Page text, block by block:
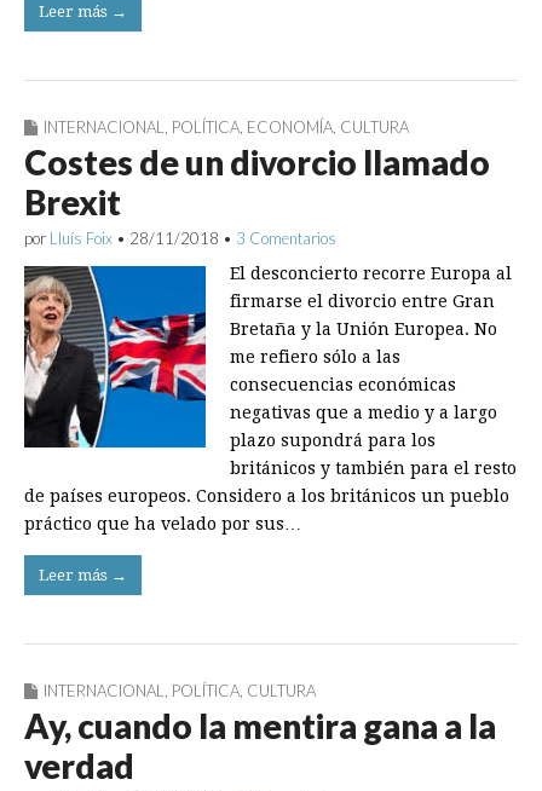
Leer más →
INTERNACIONAL POLÍTICA ECONOMÍA CULTURA
Costes de un divorcio llamado
Brexit
por Lluís Foix • 28/11/2018 • 3 Comentarios
El desconcierto recorre Europa al
firmarse el divorcio entre Gran
Bretaña y la Unión Europea. No
me refiero sólo a las
consecuencias económicas
negativas que a medio y a largo
plazo supondrá para los
británicos y también para el resto
de países europeos. Considero a los británicos un pueblo
práctico que ha velado por sus…
Leer más →
INTERNACIONAL, POLÍTICA, CULTURA
Ay, cuando la mentira gana a la
verdad